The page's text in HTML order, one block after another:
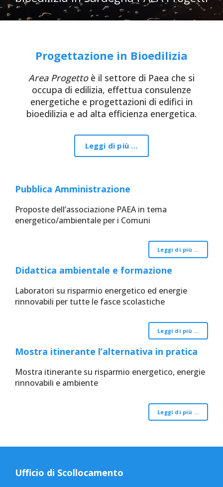
Progettazione in Bioedilizia
Area Progettoè il settore di Paea che si
occupa di edilizia, effettua consulenze
energetiche e progettazioni di edifici in
bioedilizia e ad alta efficienza energetica.
Leggi di più …
Pubblica Amministrazione
Proposte dell’associazione PAEA in tema
energetico/ambientale per i Comuni
Leggi di più …
Didattica ambientale e formazione
Laboratori su risparmio energetico ed energie
rinnovabili per tutte le fasce scolastiche
Leggi di più …
Mostra itinerante l’alternativa in pratica
Mostra itinerante su risparmio energetico, energie
rinnovabili e ambiente
Leggi di più …
Ufficio di Scollocamento